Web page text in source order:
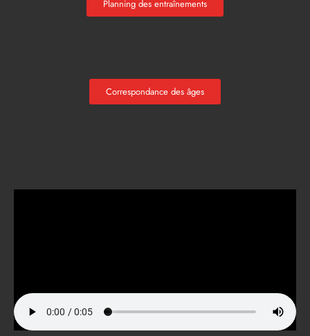
Planning des entraînements
Correspondance des âges